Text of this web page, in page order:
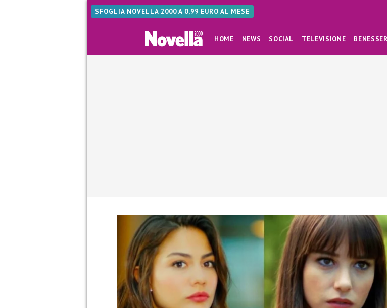
SFOGLIA NOVELLA 2000 A 0,99 EURO AL MESE
HOME NEWS SOCIAL TELEVISIONE